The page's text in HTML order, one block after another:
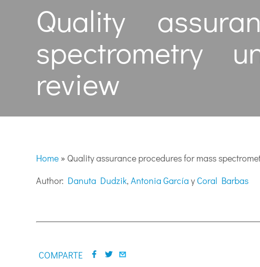
Quality
spectrometry
review
Home » Quality assurance procedures for mass
Author: Danuta Dudzik, Antonia García y Coral Barbas
COMPARTE